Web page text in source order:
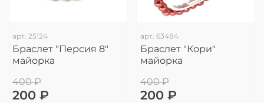
арт. 25124
Браслет "Персия 8"
майорка
400 ₽
200 ₽
арт. 63484
Браслет "Кори"
майорка
400 ₽
200 ₽